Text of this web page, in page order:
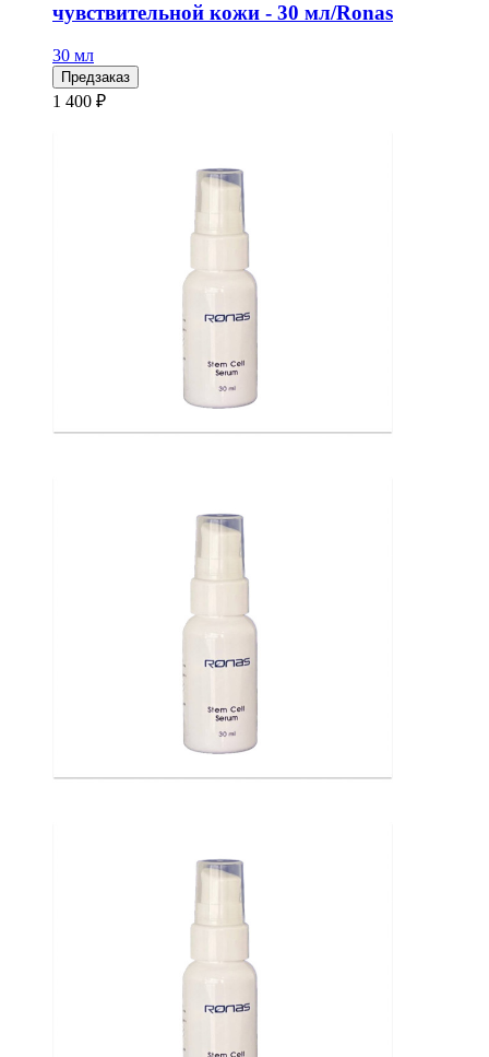
чувствительной кожи - 30 мл/Ronas
30 мл
Предзаказ
1 400 ₽